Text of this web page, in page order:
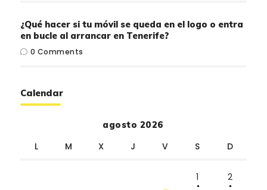
¿Qué hacer si tu móvil se queda en el logo o entra
en bucle al arrancar en Tenerife?
0 Comments
Calendar
agosto 2026
L M X J V S D
1
2